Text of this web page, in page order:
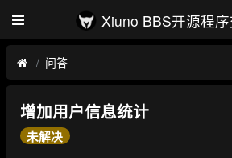
Xiuno BBS开源程
问答
增加用户信息统计
未解决